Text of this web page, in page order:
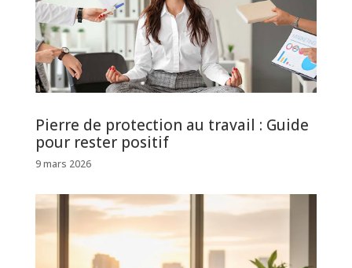
Pierre de protection au travail : Guide
pour rester positif
9 mars 2026